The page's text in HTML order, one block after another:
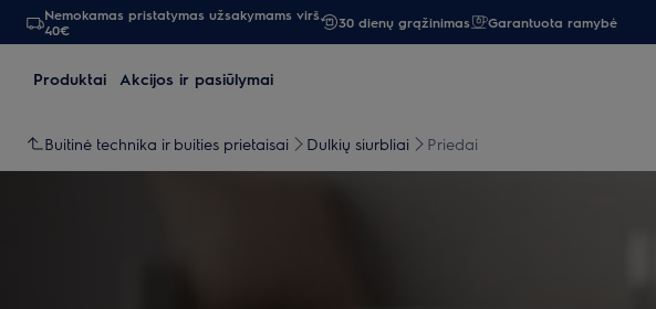
Nemokamas pristatymas užsakymams virš
40€
30 dienų grąžinimas Garantuota ramybė
Produktai Akcijos ir pasiūlymai
Buitinė technika ir buities prietaisai Dulkių siurbliai Priedai